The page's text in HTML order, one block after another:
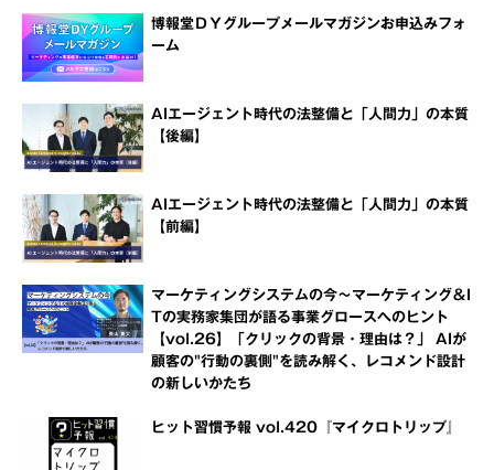
博報堂ＤＹグループメールマガジンお申込みフォ
ーム
AIエージェント時代の法整備と「人間力」の本質
【後編】
AIエージェント時代の法整備と「人間力」の本質
【前編】
マーケティングシステムの今～マーケティング＆I
Tの実務家集団が語る事業グロースへのヒント
【vol.26】「クリックの背景・理由は？」 AIが
顧客の"行動の裏側"を読み解く、レコメンド設計
の新しいかたち
ヒット習慣予報 vol.420『マイクロトリップ』